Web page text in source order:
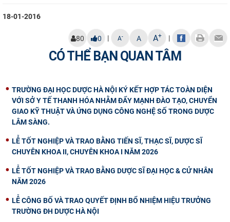
18-01-2016
80 0 | A- A A+ |
CÓ THỂ BẠN QUAN TÂM
TRƯỜNG ĐẠI HỌC DƯỢC HÀ NỘI KÝ KẾT HỢP TÁC TOÀN DIỆN
VỚI SỞ Y TẾ THANH HÓA NHẰM ĐẨY MẠNH ĐÀO TẠO, CHUYỂN
GIAO KỸ THUẬT VÀ ỨNG DỤNG CÔNG NGHỆ SỐ TRONG DƯỢC
LÂM SÀNG.
LỄ TỐT NGHIỆP VÀ TRAO BẰNG TIẾN SĨ, THẠC SĨ, DƯỢC SĨ
CHUYÊN KHOA II, CHUYÊN KHOA I NĂM 2026
LỄ TỐT NGHIỆP VÀ TRAO BẰNG DƯỢC SĨ ĐẠI HỌC & CỬ NHÂN
NĂM 2026
LỄ CÔNG BỐ VÀ TRAO QUYẾT ĐỊNH BỔ NHIỆM HIỆU TRƯỞNG
TRƯỜNG ĐH DƯỢC HÀ NỘI